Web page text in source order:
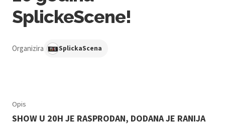
SplickeScene!
Organizira SplickaScena
Opis
SHOW U 20H JE RASPRODAN, DODANA JE RANIJA